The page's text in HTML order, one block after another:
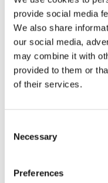
provide social media
We also share
our social media,
may combine it with
provided to them or
of their services.
Selection
Necessary
Preferences
Рок музика